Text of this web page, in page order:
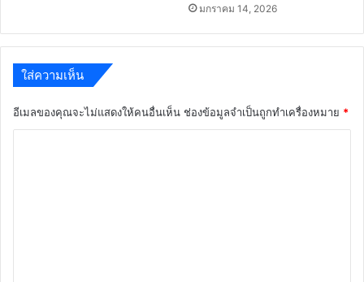
มกราคม 14, 2026
ใส่ความเห็น
อีเมลของคุณจะไม่แสดงให้คนอื่นเห็น ช่องข้อมูลจำเป็นถูกทำเครื่องหมาย *